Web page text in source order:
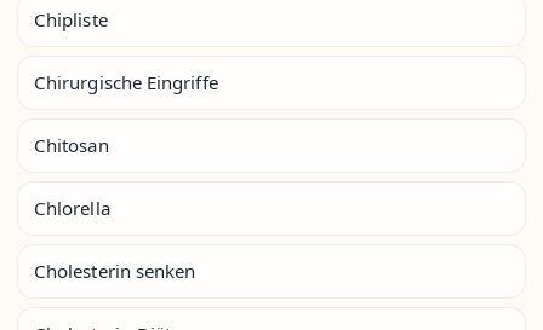
Chipliste
Chirurgische Eingriffe
Chitosan
Chlorella
Cholesterin senken